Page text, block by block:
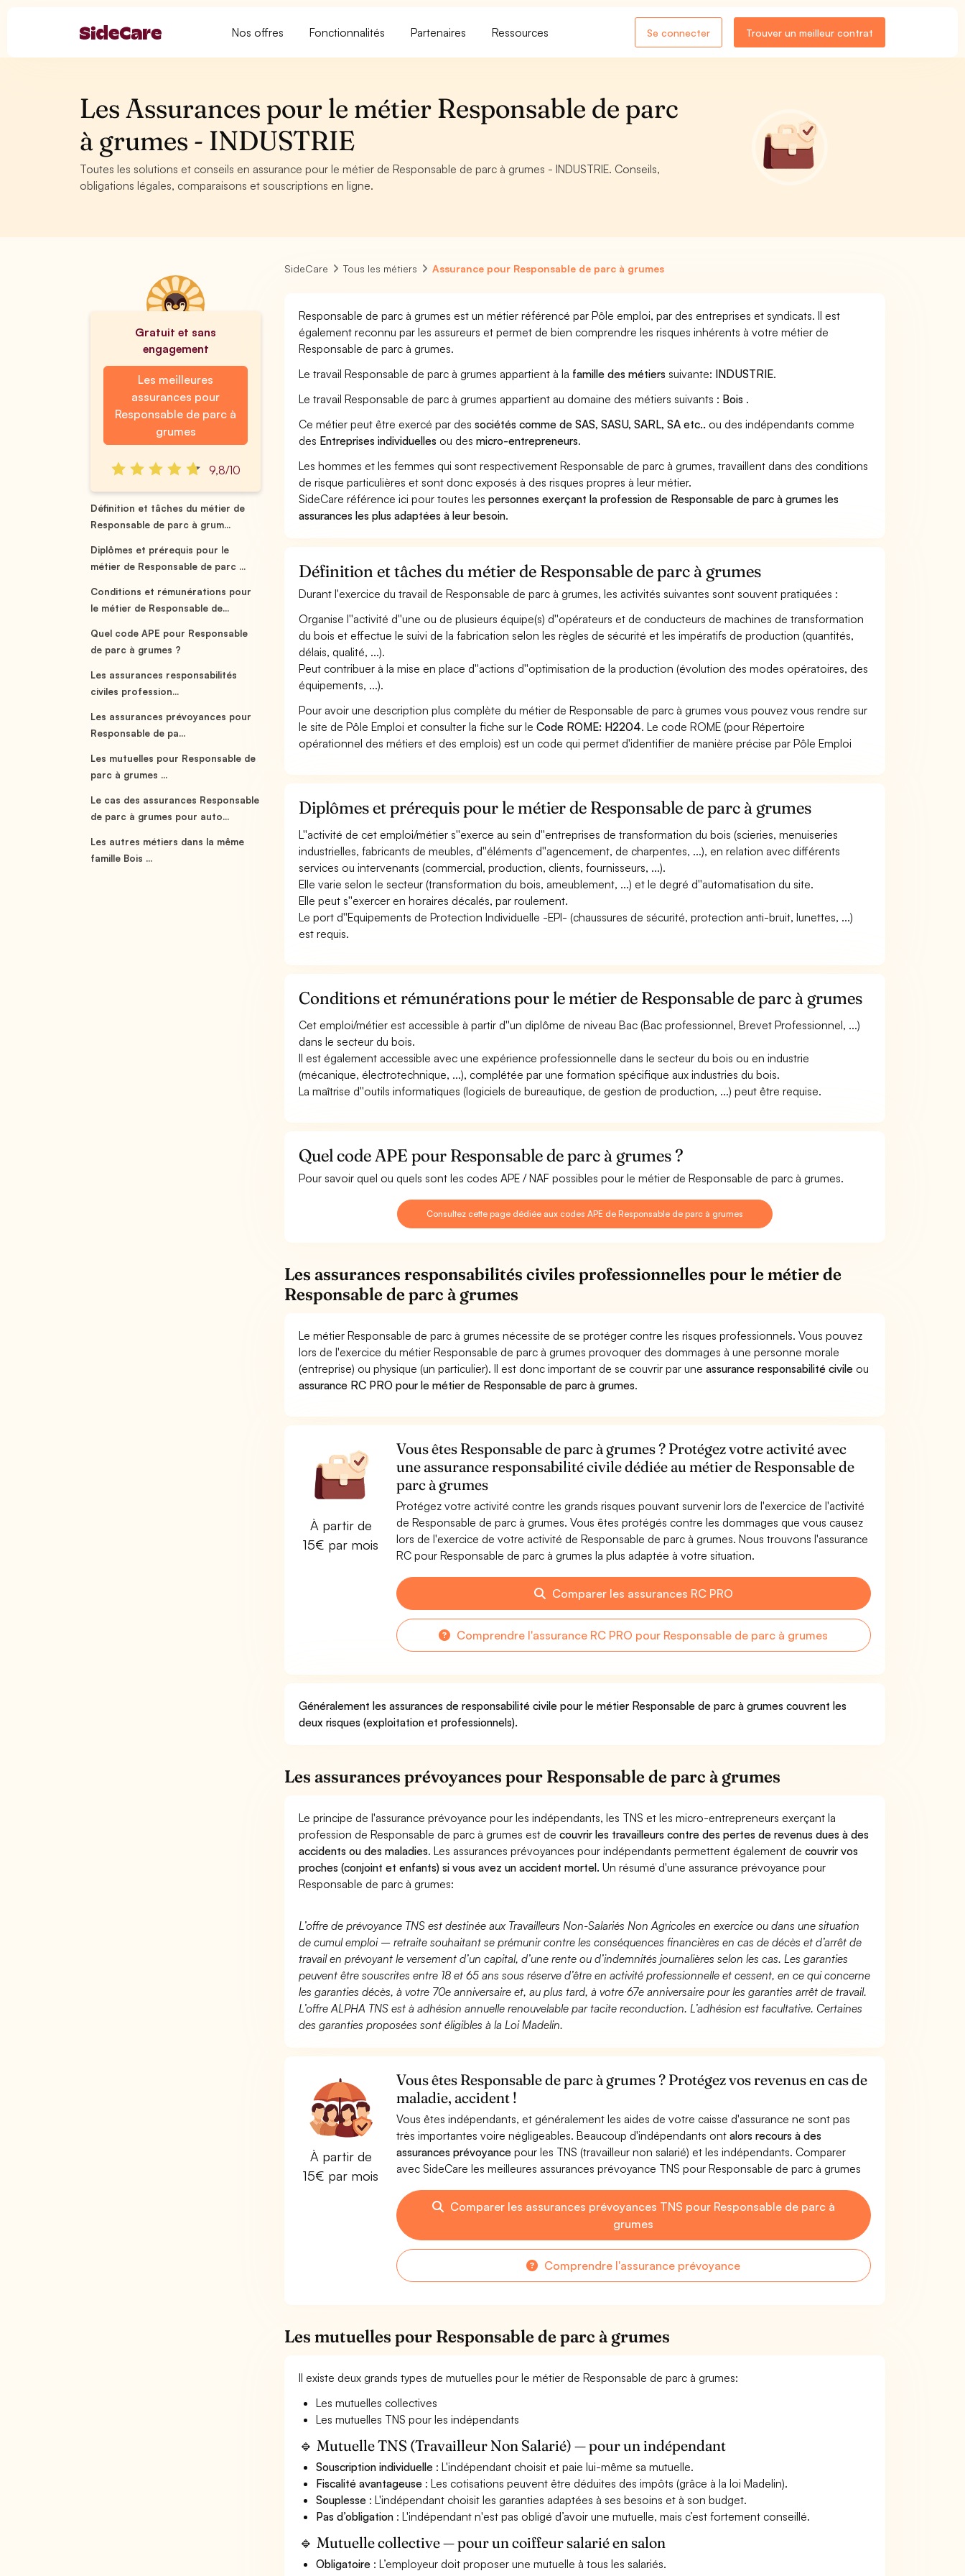
Nos offres Fonctionnalités Partenaires Ressources Se connecter Trouver un meilleur contrat
Les Assurances pour le métier Responsable de parc
à grumes - INDUSTRIE
Toutes les solutions et conseils en assurance pour le métier de Responsable de parc à grumes - INDUSTRIE. Conseils,
obligations légales, comparaisons et souscriptions en ligne.
Gratuit et sans
engagement
Les meilleures
assurances pour
Responsable de parc à
grumes
9,8/10
Définition et tâches du métier de
Responsable de parc à grum...
Diplômes et prérequis pour le
métier de Responsable de parc ...
Conditions et rémunérations pour
le métier de Responsable de...
Quel code APE pour Responsable
de parc à grumes ?
Les assurances responsabilités
civiles profession...
Les assurances prévoyances pour
Responsable de pa...
Les mutuelles pour Responsable de
parc à grumes ...
Le cas des assurances Responsable
de parc à grumes pour auto...
Les autres métiers dans la même
famille Bois ...
SideCare Tous les métiers Assurance pour Responsable de parc à grumes
Responsable de parc à grumes est un métier référencé par Pôle emploi, par des entreprises et syndicats. Il est
également reconnu par les assureurs et permet de bien comprendre les risques inhérents à votre métier de
Responsable de parc à grumes.
Le travail Responsable de parc à grumes appartient à la famille des métiers suivante: INDUSTRIE.
Le travail Responsable de parc à grumes appartient au domaine des métiers suivants : Bois .
Ce métier peut être exercé par dessociétés comme de SAS, SASU, SARL, SA etc.. ou des indépendants comme
des Entreprises individuelles ou desmicro-entrepreneurs.
Les hommes et les femmes qui sont respectivement Responsable de parc à grumes, travaillent dans des conditions
de risque particulières et sont donc exposés à des risques propres à leur métier.
SideCare référence ici pour toutes lespersonnes exerçant la profession de Responsable de parc à grumes les
assurances les plus adaptées à leur besoin.
Définition et tâches du métier de Responsable de parc à grumes
Durant l'exercice du travail de Responsable de parc à grumes, les activités suivantes sont souvent pratiquées :
Organise l''activité d''une ou de plusieurs équipe(s) d''opérateurs et de conducteurs de machines de transformation
du bois et effectue le suivi de la fabrication selon les règles de sécurité et les impératifs de production (quantités,
délais, qualité, ...).
Peut contribuer à la mise en place d''actions d''optimisation de la production (évolution des modes opératoires, des
équipements, ...).
Pour avoir une description plus complète du métier de Responsable de parc à grumes vous pouvez vous rendre sur
le site de Pôle Emploi et consulter la fiche sur leCode ROME: H2204. Le code ROME (pour Répertoire
opérationnel des métiers et des emplois) est un code qui permet d'identifier de manière précise par Pôle Emploi
Diplômes et prérequis pour le métier de Responsable de parc à grumes
L''activité de cet emploi/métier s''exerce au sein d''entreprises de transformation du bois (scieries, menuiseries
industrielles, fabricants de meubles, d''éléments d''agencement, de charpentes, ...), en relation avec différents
services ou intervenants (commercial, production, clients, fournisseurs, ...).
Elle varie selon le secteur (transformation du bois, ameublement, ...) et le degré d''automatisation du site.
Elle peut s''exercer en horaires décalés, par roulement.
Le port d''Equipements de Protection Individuelle -EPI- (chaussures de sécurité, protection anti-bruit, lunettes, ...)
est requis.
Conditions et rémunérations pour le métier de Responsable de parc à grumes
Cet emploi/métier est accessible à partir d''un diplôme de niveau Bac (Bac professionnel, Brevet Professionnel, ...)
dans le secteur du bois.
Il est également accessible avec une expérience professionnelle dans le secteur du bois ou en industrie
(mécanique, électrotechnique, ...), complétée par une formation spécifique aux industries du bois.
La maîtrise d''outils informatiques (logiciels de bureautique, de gestion de production, ...) peut être requise.
Quel code APE pour Responsable de parc à grumes ?
Pour savoir quel ou quels sont les codes APE / NAF possibles pour le métier de Responsable de parc à grumes.
Consultez cette page dédiée aux codes APE de Responsable de parc à grumes
Les assurances responsabilités civiles professionnelles pour le métier de
Responsable de parc à grumes
Le métier Responsable de parc à grumes nécessite de se protéger contre les risques professionnels. Vous pouvez
lors de l'exercice du métier Responsable de parc à grumes provoquer des dommages à une personne morale
(entreprise) ou physique (un particulier). Il est donc important de se couvrir par uneassurance responsabilité civile ou
assurance RC PRO pour le métier de Responsable de parc à grumes.
À partir de
15€ par mois
Vous êtes Responsable de parc à grumes ? Protégez votre activité avec
une assurance responsabilité civile dédiée au métier de Responsable de
parc à grumes
Protégez votre activité contre les grands risques pouvant survenir lors de l'exercice de l'activité
de Responsable de parc à grumes. Vous êtes protégés contre les dommages que vous causez
lors de l'exercice de votre activité de Responsable de parc à grumes. Nous trouvons l'assurance
RC pour Responsable de parc à grumes la plus adaptée à votre situation.
Comparer les assurances RC PRO
Comprendre l'assurance RC PRO pour Responsable de parc à grumes
Généralement les assurances de responsabilité civile pour le métier Responsable de parc à grumes couvrent les
deux risques (exploitation et professionnels).
Les assurances prévoyances pour Responsable de parc à grumes
Le principe de l'assurance prévoyance pour les indépendants, les TNS et les micro-entrepreneurs exerçant la
profession de Responsable de parc à grumes est decouvrir les travailleurs contre des pertes de revenus dues à des
accidents ou des maladies. Les assurances prévoyances pour indépendants permettent également decouvrir vos
proches (conjoint et enfants) si vous avez un accident mortel. Un résumé d'une assurance prévoyance pour
Responsable de parc à grumes:
L’offre de prévoyance TNS est destinée aux Travailleurs Non-Salariés Non Agricoles en exercice ou dans une situation
de cumul emploi – retraite souhaitant se prémunir contre les conséquences financières en cas de décès et d’arrêt de
travail en prévoyant le versement d’un capital, d’une rente ou d’indemnités journalières selon les cas. Les garanties
peuvent être souscrites entre 18 et 65 ans sous réserve d’être en activité professionnelle et cessent, en ce qui concerne
les garanties décès, à votre 70e anniversaire et, au plus tard, à votre 67e anniversaire pour les garanties arrêt de travail.
L’offre ALPHA TNS est à adhésion annuelle renouvelable par tacite reconduction. L’adhésion est facultative. Certaines
des garanties proposées sont éligibles à la Loi Madelin.
À partir de
15€ par mois
Vous êtes Responsable de parc à grumes ? Protégez vos revenus en cas de
maladie, accident !
Vous êtes indépendants, et généralement les aides de votre caisse d'assurance ne sont pas
très importantes voire négligeables. Beaucoup d'indépendants ont alors recours à des
assurances prévoyancepour les TNS (travailleur non salarié) et les indépendants. Comparer
avec SideCare les meilleures assurances prévoyance TNS pour Responsable de parc à grumes
Comparer les assurances prévoyances TNS pour Responsable de parc à
grumes
Comprendre l'assurance prévoyance
Les mutuelles pour Responsable de parc à grumes
Il existe deux grands types de mutuelles pour le métier de Responsable de parc à grumes:
Les mutuelles collectives
Les mutuelles TNS pour les indépendants
🔹 Mutuelle TNS (Travailleur Non Salarié) — pour un indépendant
Souscription individuelle : L'indépendant choisit et paie lui-même sa mutuelle.
Fiscalité avantageuse : Les cotisations peuvent être déduites des impôts (grâce à la loi Madelin).
Souplesse : L'indépendant choisit les garanties adaptées à ses besoins et à son budget.
Pas d’obligation : L'indépendant n'est pas obligé d’avoir une mutuelle, mais c’est fortement conseillé.
🔹 Mutuelle collective — pour un coiffeur salarié en salon
Obligatoire : L’employeur doit proposer une mutuelle à tous les salariés.